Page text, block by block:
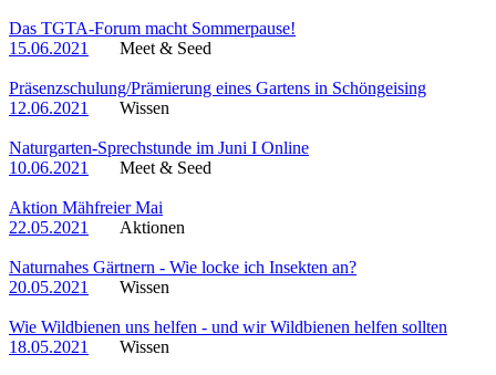
Das TGTA-Forum macht Sommerpause!
15.06.2021
Meet & Seed
Präsenzschulung/Prämierung eines Gartens in Schöngeising
12.06.2021
Wissen
Naturgarten-Sprechstunde im Juni I Online
10.06.2021
Meet & Seed
Aktion Mähfreier Mai
22.05.2021
Aktionen
Naturnahes Gärtnern - Wie locke ich Insekten an?
20.05.2021
Wissen
Wie Wildbienen uns helfen - und wir Wildbienen helfen sollten
18.05.2021
Wissen